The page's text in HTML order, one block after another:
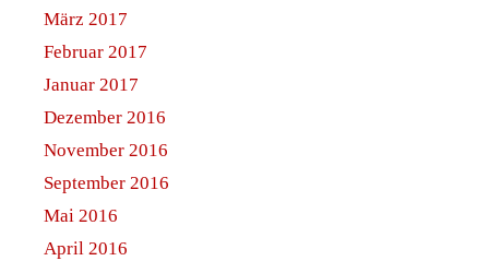
März 2017
Februar 2017
Januar 2017
Dezember 2016
November 2016
September 2016
Mai 2016
April 2016